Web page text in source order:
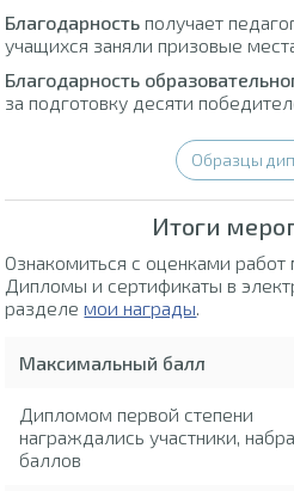
Благодарность получает
учащихся заняли призовые
Благодарность
за подготовку десяти
Образцы
Итоги
Ознакомиться с оценками
Дипломы и сертификаты в
разделемои награды.
Максимальный балл
Дипломом первой степени
награждались участники,
баллов